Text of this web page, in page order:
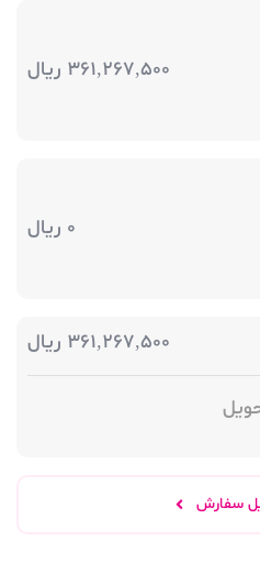
361,267,500 ریال
0 ریال
361,267,500 ریال
سفارش